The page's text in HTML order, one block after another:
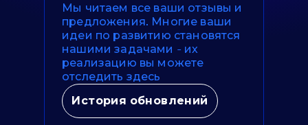
Мы читаем все ваши отзывы и
предложения. Многие ваши
идеи по развитию становятся
нашими задачами - их
реализацию вы можете
отследить здесь
История обновлений